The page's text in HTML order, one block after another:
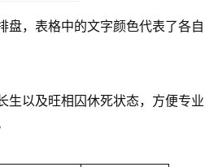
盘，表格中的文字颜色代表了各自
生以及旺相囚休死状态，方便专业